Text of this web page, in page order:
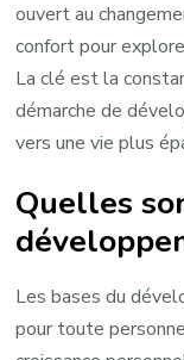
ouvert au
confort pour
La clé est la
démarche de
vers une vie plus
Quelles
Les bases du
pour toute